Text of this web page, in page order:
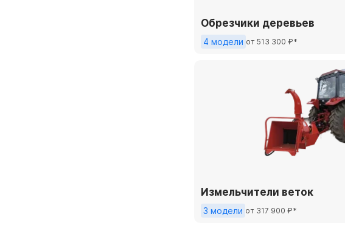
Обрезчики деревьев
4 модели от 513 300 ₽*
Измельчители веток
3 модели от 317 900 ₽*